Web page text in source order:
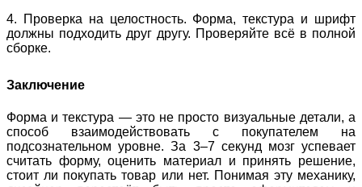
4. Проверка на целостность. Форма, текстура и шрифт
должны подходить друг другу. Проверяйте всё в полной
сборке.
Заключение
Форма и текстура — это не просто визуальные детали, а
способ взаимодействовать с покупателем на
подсознательном уровне. За 3–7 секунд мозг успевает
считать форму, оценить материал и принять решение,
стоит ли покупать товар или нет. Понимая эту механику,